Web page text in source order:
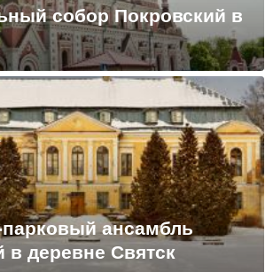
собор Покровский в
ансамбль
в деревне Святск